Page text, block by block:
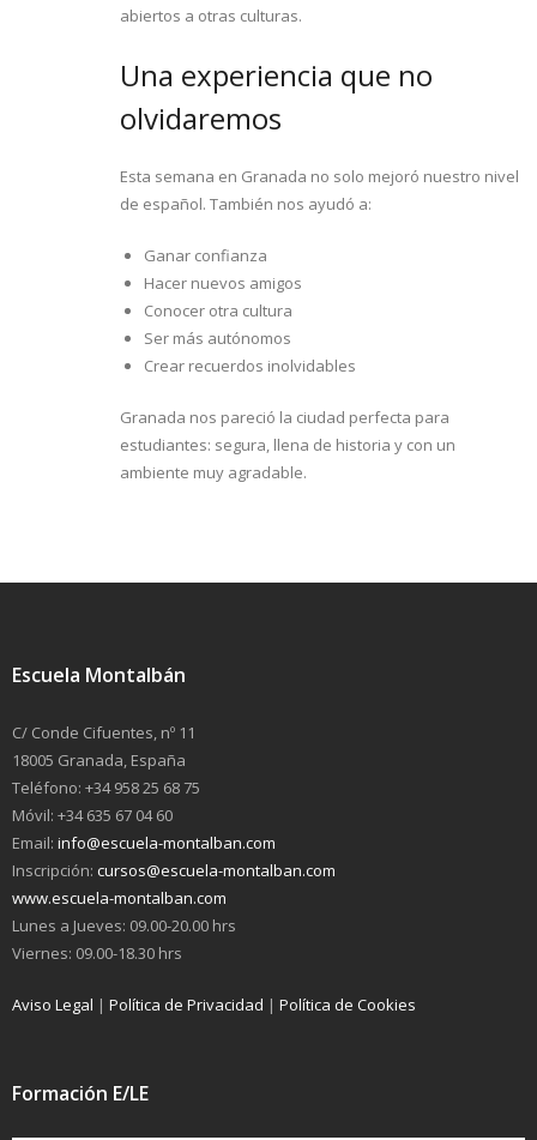
abiertos a otras culturas.
Una experiencia que no
olvidaremos
Esta semana en Granada no solo mejoró nuestro nivel
de español. También nos ayudó a:
Ganar confianza
Hacer nuevos amigos
Conocer otra cultura
Ser más autónomos
Crear recuerdos inolvidables
Granada nos pareció la ciudad perfecta para
estudiantes: segura, llena de historia y con un
ambiente muy agradable.
Escuela Montalbán
C/ Conde Cifuentes, nº 11
18005 Granada, España
Teléfono: +34 958 25 68 75
Móvil: +34 635 67 04 60
Email: info@escuela-montalban.com
Inscripción: cursos@escuela-montalban.com
www.escuela-montalban.com
Lunes a Jueves: 09.00-20.00 hrs
Viernes: 09.00-18.30 hrs
Aviso Legal | Política de Privacidad | Política de Cookies
Formación E/LE